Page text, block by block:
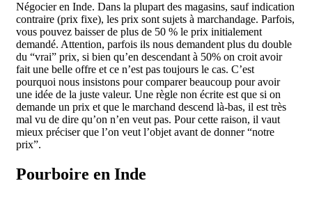
Négocier en Inde. Dans la plupart des magasins, sauf indication
contraire (prix fixe), les prix sont sujets à marchandage. Parfois,
vous pouvez baisser de plus de 50 % le prix initialement
demandé. Attention, parfois ils nous demandent plus du double
du “vrai” prix, si bien qu’en descendant à 50% on croit avoir
fait une belle offre et ce n’est pas toujours le cas. C’est
pourquoi nous insistons pour comparer beaucoup pour avoir
une idée de la juste valeur. Une règle non écrite est que si on
demande un prix et que le marchand descend là-bas, il est très
mal vu de dire qu’on n’en veut pas. Pour cette raison, il vaut
mieux préciser que l’on veut l’objet avant de donner “notre
prix”.
Pourboire en Inde